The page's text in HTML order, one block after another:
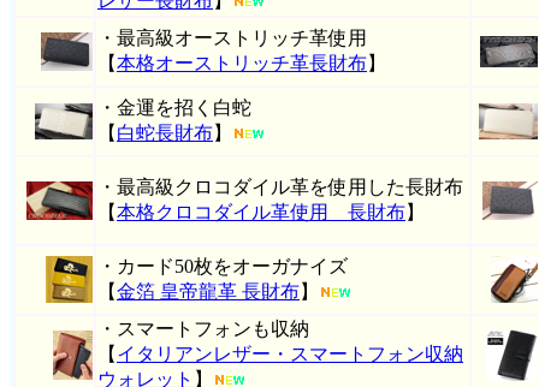
・最高級オーストリッチ革使用
【本格オーストリッチ革長財布】
・金運を招く白蛇
【 白蛇長財布】
・最高級クロコダイル革を使用した長財布
【本格クロコダイル革使用 長財布】
・カード50枚をオーガナイズ
【金箔 皇帝龍革 長財布】
・スマートフォンも収納
【 イタリアンレザー・スマートフォン収納
ウォレット 】